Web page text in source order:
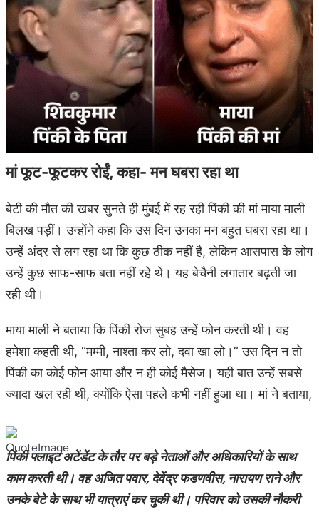
मां फूट-फूटकर रोईं, कहा- मन घबरा रहा था
बेटी की मौत की खबर सुनते ही मुंबई में रह रही पिंकी की मां माया माली
बिलख पड़ीं। उन्होंने कहा कि उस दिन उनका मन बहुत घबरा रहा था।
उन्हें अंदर से लग रहा था कि कुछ ठीक नहीं है, लेकिन आसपास के लोग
उन्हें कुछ साफ-साफ बता नहीं रहे थे। यह बेचैनी लगातार बढ़ती जा
रही थी।
माया माली ने बताया कि पिंकी रोज सुबह उन्हें फोन करती थी। वह
हमेशा कहती थी, “मम्मी, नाश्ता कर लो, दवा खा लो।” उस दिन न तो
पिंकी का कोई फोन आया और न ही कोई मैसेज। यही बात उन्हें सबसे
ज्यादा खल रही थी, क्योंकि ऐसा पहले कभी नहीं हुआ था। मां ने बताया,
पिंकी फ्लाइट अटेंडेंट के तौर पर बड़े नेताओं और अधिकारियों के साथ
काम करती थी। वह अजित पवार, देवेंद्र फडणवीस, नारायण राने और
उनके बेटे के साथ भी यात्राएं कर चुकी थी। परिवार को उसकी नौकरी